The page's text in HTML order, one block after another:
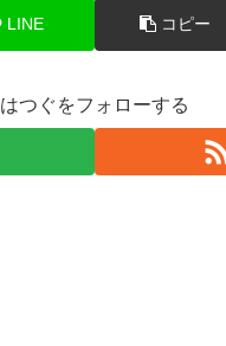
LINE コピー
はつぐをフォローする